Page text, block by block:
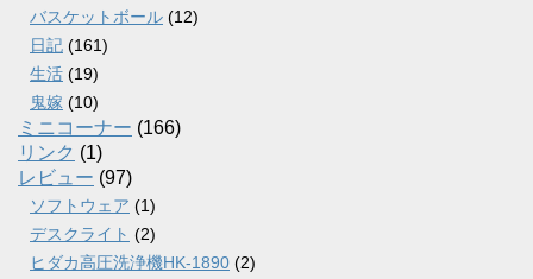
バスケットボール (12)
日記 (161)
生活 (19)
鬼嫁 (10)
ミニコーナー (166)
リンク (1)
レビュー (97)
ソフトウェア (1)
デスクライト (2)
ヒダカ高圧洗浄機HK-1890 (2)